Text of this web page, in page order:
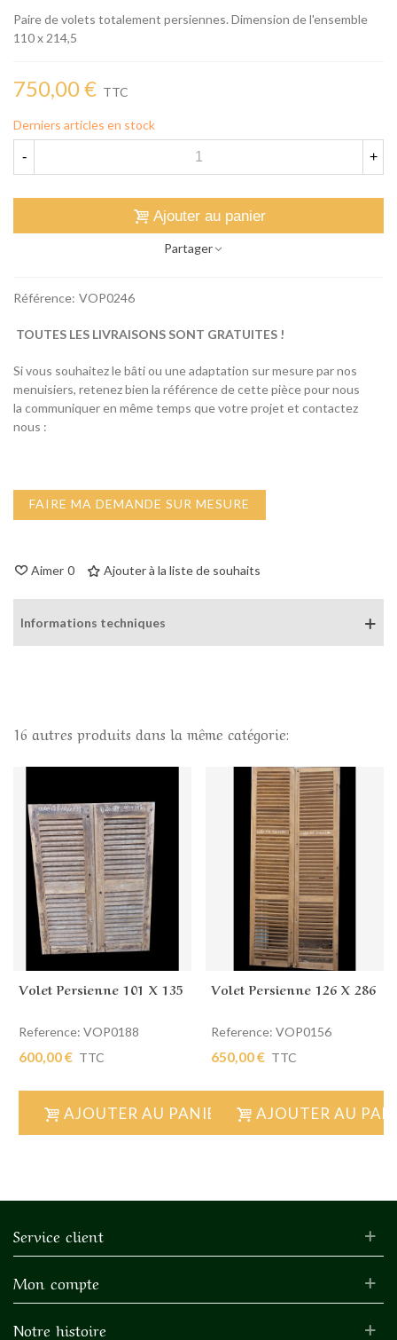
Paire de volets totalement persiennes. Dimension de l'ensemble
110 x 214,5
750,00 € TTC
Derniers articles en stock
- +
Ajouter au panier
Partager
Référence: VOP0246
TOUTES LES LIVRAISONS SONT GRATUITES !
Si vous souhaitez le bâti ou une adaptation sur mesure par nos
menuisiers, retenez bien la référence de cette pièce pour nous
la communiquer en même temps que votre projet et contactez
nous :
FAIRE MA DEMANDE SUR MESURE
Aimer 0 Ajouter à la liste de souhaits
Informations techniques
16 autres produits dans la même catégorie:
Volet Persienne 101 X 135
Reference: VOP0188
600,00 € TTC
AJOUTER AU PANIER
Volet Persienne 126 X 286
Reference: VOP0156
650,00 € TTC
AJOUTER AU
Service client
Mon compte
Notre histoire